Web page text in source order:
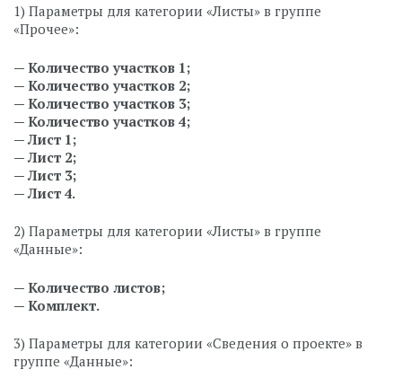
1) Параметры для категории «Листы» в группе
«Прочее»:
— Количество участков 1;
— Количество участков 2;
— Количество участков 3;
— Количество участков 4;
— Лист 1;
— Лист 2;
— Лист 3;
— Лист 4.
2) Параметры для категории «Листы» в группе
«Данные»:
— Количество листов;
— Комплект.
3) Параметры для категории «Сведения о проекте» в
группе «Данные»: